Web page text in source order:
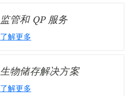
监管和 QP 服务
了解更多
生物储存解决方案
了解更多